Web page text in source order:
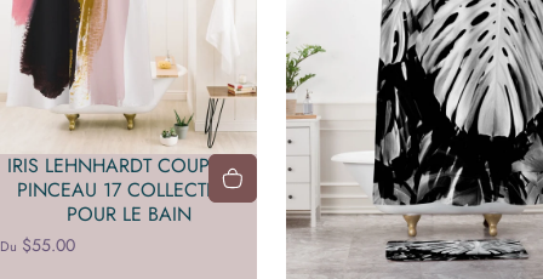
IRIS LEHNHARDT COUPS DE
PINCEAU 17 COLLECTION
POUR LE BAIN
Du $55.00